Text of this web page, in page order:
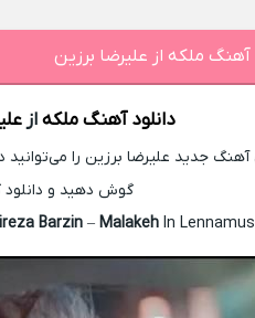
آهنگ ملکه از علیرضا برزین
دانلود آهنگملکهاز
جدید علیرضا برزین را
گوش دهید و دانلود
Barzin– MalakehIn